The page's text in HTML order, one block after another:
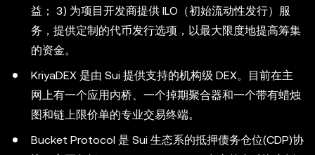
益； 3) 为项目开发商提供 ILO（初始流动性发行）服
务，提供定制的代币发行选项，以最大限度地提高筹集
的资金。
KriyaDEX 是由 Sui 提供支持的机构级 DEX。目前在主
网上有一个应用内桥、一个掉期聚合器和一个带有蜡烛
图和链上限价单的专业交易终端。
Bucket Protocol 是 Sui 生态系的抵押债务仓位(CDP)协